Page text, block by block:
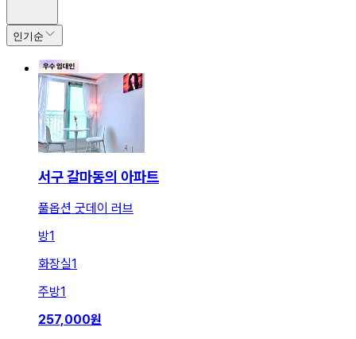
인기순
서구 갈마동의 아파트
풀옵션 굿데이 러브
방1
화장실1
주방1
257,000원